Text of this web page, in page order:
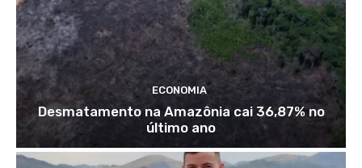
ECONOMIA
Desmatamento na Amazônia cai 36,87% no
último ano